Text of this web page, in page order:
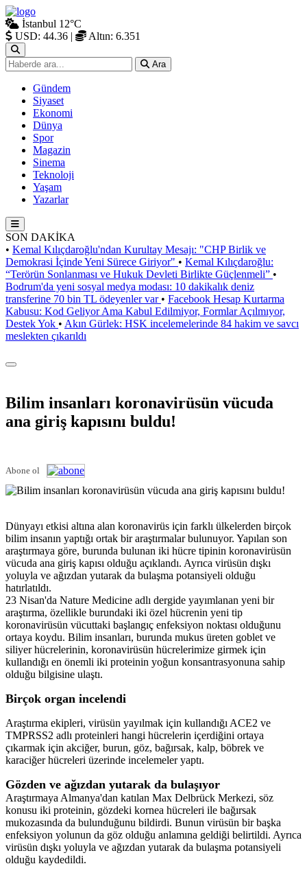
İstanbul 12°C
USD: 44.36 | Altın: 6.351
Ara
Gündem
Siyaset
Ekonomi
Dünya
Spor
Magazin
Sinema
Teknoloji
Yaşam
Yazarlar
SON DAKİKA
• Kemal Kılıçdaroğlu'ndan Kurultay Mesajı: "CHP Birlik ve
Demokrasi İçinde Yeni Sürece Giriyor" • Kemal Kılıçdaroğlu:
“Terörün Sonlanması ve Hukuk Devleti Birlikte Güçlenmeli” •
Bodrum'da yeni sosyal medya modası: 10 dakikalık deniz
transferine 70 bin TL ödeyenler var • Facebook Hesap Kurtarma
Kabusu: Kod Geliyor Ama Kabul Edilmiyor, Formlar Açılmıyor,
Destek Yok • Akın Gürlek: HSK incelemelerinde 84 hakim ve savcı
meslekten çıkarıldı
Bilim insanları koronavirüsün vücuda
ana giriş kapısını buldu!
Abone ol
Dünyayı etkisi altına alan koronavirüs için farklı ülkelerden birçok
bilim insanın yaptığı ortak bir araştırmalar bulunuyor. Yapılan son
araştırmaya göre, burunda bulunan iki hücre tipinin koronavirüsün
vücuda ana giriş kapısı olduğu açıklandı. Ayrıca virüsün dışkı
yoluyla ve ağızdan yutarak da bulaşma potansiyeli olduğu
hatırlatıldı.
23 Nisan'da Nature Medicine adlı dergide yayımlanan yeni bir
araştırma, özellikle burundaki iki özel hücrenin yeni tip
koronavirüsün vücuttaki başlangıç enfeksiyon noktası olduğunu
ortaya koydu. Bilim insanları, burunda mukus üreten goblet ve
siliyer hücrelerinin, koronavirüsün hücrelerimize girmek için
kullandığı en önemli iki proteinin yoğun konsantrasyonuna sahip
olduğu bilgisine ulaştı.
Birçok organ incelendi
Araştırma ekipleri, virüsün yayılmak için kullandığı ACE2 ve
TMPRSS2 adlı proteinleri hangi hücrelerin içerdiğini ortaya
çıkarmak için akciğer, burun, göz, bağırsak, kalp, böbrek ve
karaciğer hücreleri üzerinde incelemeler yaptı.
Gözden ve ağızdan yutarak da bulaşıyor
Araştırmaya Almanya'dan katılan Max Delbrück Merkezi, söz
konusu iki proteinin, gözdeki kornea hücreleri ile bağırsak
mukozasında da bulunduğunu bildirdi. Bunun virüsün bir başka
enfeksiyon yolunun da göz olduğu anlamına geldiği belirtildi. Ayrıca
virüsün dışkı yoluyla ve ağızdan yutarak da bulaşma potansiyeli
olduğu kaydedildi.